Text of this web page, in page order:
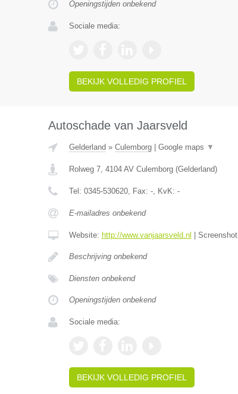
Openingstijden onbekend
Sociale media:
BEKIJK VOLLEDIG PROFIEL
Autoschade van Jaarsveld
Gelderland » Culemborg| Google maps ▼
Rolweg 7, 4104 AV Culemborg(Gelderland)
Tel: 0345-530620, Fax: -, KvK: -
E-mailadres onbekend
Website: http://www.vanjaarsveld.nl Screenshot
Beschrijving onbekend
Diensten onbekend
Openingstijden onbekend
Sociale media:
BEKIJK VOLLEDIG PROFIEL